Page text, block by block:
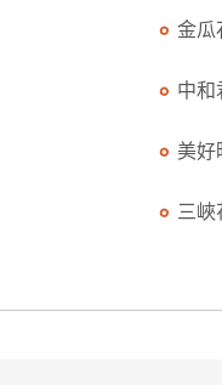
金瓜
中和
美好
三峽